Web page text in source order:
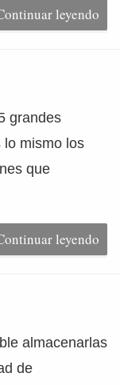
leyendo
grandes
lo mismo los
que
leyendo
almacenarlas
de